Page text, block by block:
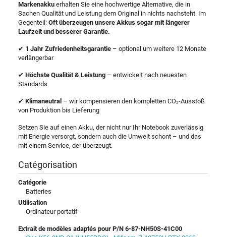
Markenakku erhalten Sie eine hochwertige Alternative, die in
Sachen Qualität und Leistung dem Original in nichts nachsteht. Im
Gegenteil: Oft überzeugen unsere Akkus sogar mit längerer
Laufzeit und besserer Garantie.
✔ 1 Jahr Zufriedenheitsgarantie – optional um weitere 12 Monate
verlängerbar
✔ Höchste Qualität & Leistung – entwickelt nach neuesten
Standards
✔ Klimaneutral – wir kompensieren den kompletten CO₂-Ausstoß
von Produktion bis Lieferung
Setzen Sie auf einen Akku, der nicht nur Ihr Notebook zuverlässig
mit Energie versorgt, sondern auch die Umwelt schont – und das
mit einem Service, der überzeugt.
Catégorisation
Catégorie
Batteries
Utilisation
Ordinateur portatif
Extrait de modèles adaptés pour P/N 6-87-NH50S-41C00